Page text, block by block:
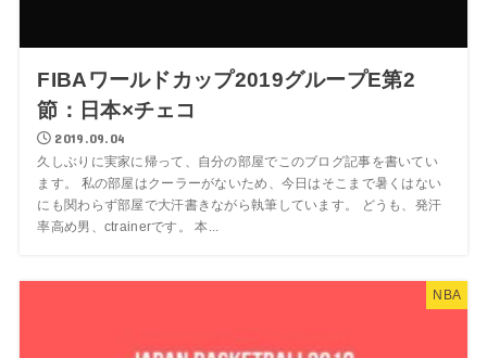
FIBAワールドカップ2019グループE第2
節：日本×チェコ
2019.09.04
久しぶりに実家に帰って、自分の部屋でこのブログ記事を書いてい
ます。 私の部屋はクーラーがないため、今日はそこまで暑くはない
にも関わらず部屋で大汗書きながら執筆しています。 どうも、発汗
率高め男、ctrainerです。 本...
NBA